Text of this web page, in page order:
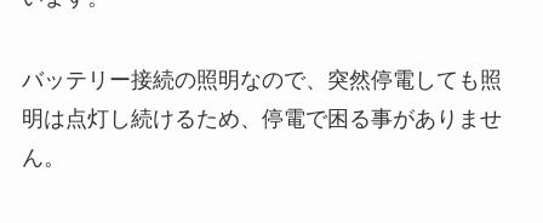
バッテリー接続の照明なので、突然停電しても照
明は点灯し続けるため、停電で困る事がありませ
ん。